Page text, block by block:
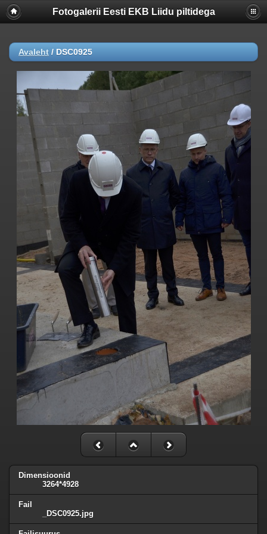
Fotogalerii Eesti EKB Liidu piltidega
Avaleht / DSC0925
Dimensioonid
3264*4928
Fail
_DSC0925.jpg